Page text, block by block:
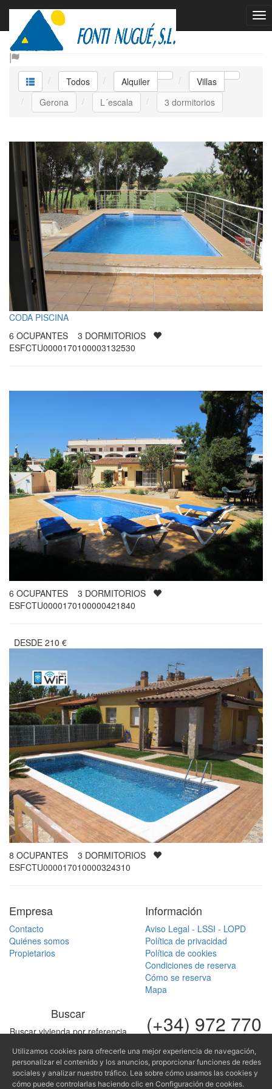
Alquiler Villas
Todos Alquiler
Villas
Gerona
L´escala 3 dormitorios
CODA PISCINA
6 OCUPANTES 3 DORMITORIOS
ESFCTU0000170100003132530
6 OCUPANTES 3 DORMITORIOS
ESFCTU0000170100000421840
DESDE 210 €
8 OCUPANTES 3 DORMITORIOS
ESFCTU000017010000324310
Empresa
Contacto
Quiénes somos
Propietarios
Información
Aviso Legal - LSSI - LOPD
Política de privacidad
Política de cookies
Condiciones de reserva
Cómo se reserva
Mapa
Buscar
Buscar vivienda por referencia (+34) 972 770
168
(+34) 616 966
Utilizamos cookies para ofrecerle una mejor experiencia de navegación,
personalizar el contenido y los anuncios, proporcionar funciones de redes
sociales y analizar nuestro tráfico. Lea sobre cómo usamos las cookies y
cómo puede controlarlas haciendo clic en Configuración de cookies.